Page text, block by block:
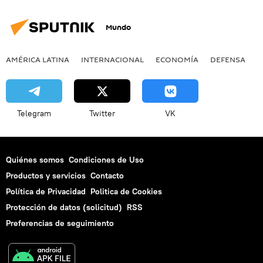
Mundo
AMÉRICA LATINA INTERNACIONAL ECONOMÍA DEFENSA
Telegram Twitter VK
Quiénes somos Condiciones de Uso
Productos y servicios Contacto
Política de Privacidad Politica de Cookies
Protección de datos (solicitud) RSS
Preferencias de seguimiento